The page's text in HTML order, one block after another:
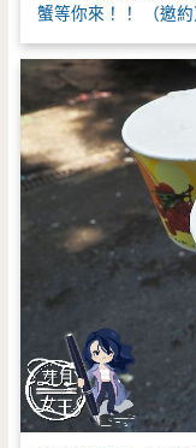
蟹等你來！！ （邀約